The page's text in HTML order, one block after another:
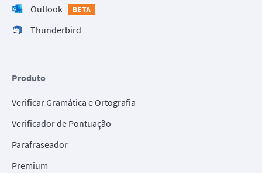
Outlook
BETA
Thunderbird
Produto
Verificar Gramática e Ortografia
Verificador de Pontuação
Parafraseador
Premium